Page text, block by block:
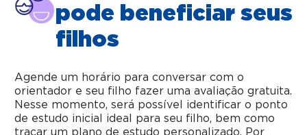
pode beneficiar seus
filhos
Agende um horário para conversar com o
orientador e seu filho fazer uma avaliação gratuita.
Nesse momento, será possível identificar o ponto
de estudo inicial ideal para seu filho, bem como
traçar um plano de estudo personalizado. Por